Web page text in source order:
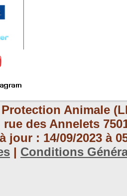
Animale
rue des Annelets
jour : 14/09/2023 à
| Conditions